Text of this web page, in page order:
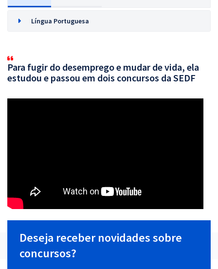
Língua Portuguesa
Para fugir do desemprego e mudar de vida, ela
estudou e passou em dois concursos da SEDF
Deseja receber novidades sobre
concursos?